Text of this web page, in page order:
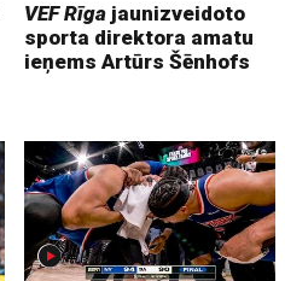
VEF Rīga jaunizveidoto
sporta direktora amatu
ieņems Artūrs Šēnhofs